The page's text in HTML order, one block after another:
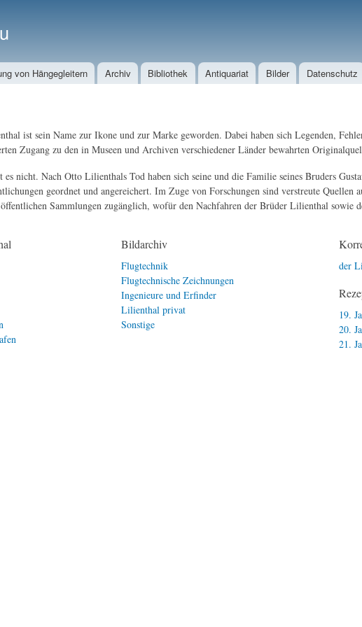
von Hängegleitern Archiv Bibliothek Antiquariat Bilder Datenschutz
ist sein Name zur Ikone und zur Marke geworden. Dabei haben sich Legenden,
Zugang zu den in Museen und Archiven verschiedener Länder bewahrten
nicht. Nach Otto Lilienthals Tod haben sich seine und die Familie seines Bruders
geordnet und angereichert. Im Zuge von Forschungen sind verstreute Quellen
Sammlungen zugänglich, wofür den Nachfahren der Brüder Lilienthal sowie
Bildarchiv
Flugtechnik
Flugtechnische Zeichnungen
Ingenieure und Erfinder
Lilienthal privat
Sonstige
der
19.
20.
21.